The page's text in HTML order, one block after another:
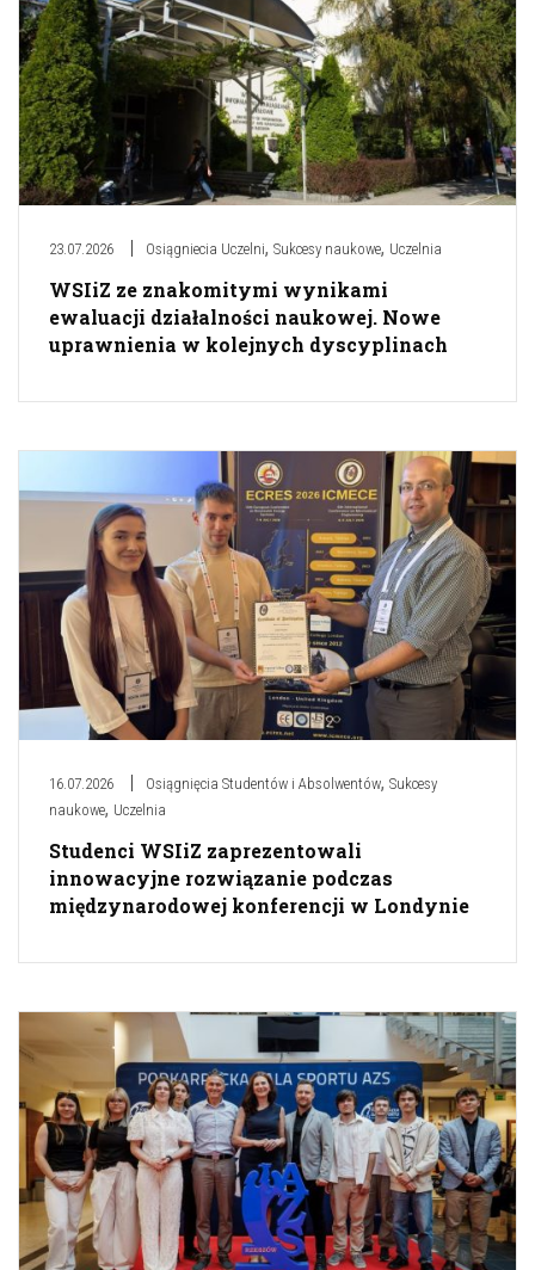
23.07.2026 Osiągniecia Uczelni, Sukcesy naukowe, Uczelnia
WSIiZ ze znakomitymi wynikami
ewaluacji działalności naukowej. Nowe
uprawnienia w kolejnych dyscyplinach
16.07.2026 Osiągnięcia Studentów i Absolwentów, Sukcesy
naukowe, Uczelnia
Studenci WSIiZ zaprezentowali
innowacyjne rozwiązanie podczas
międzynarodowej konferencji w Londynie